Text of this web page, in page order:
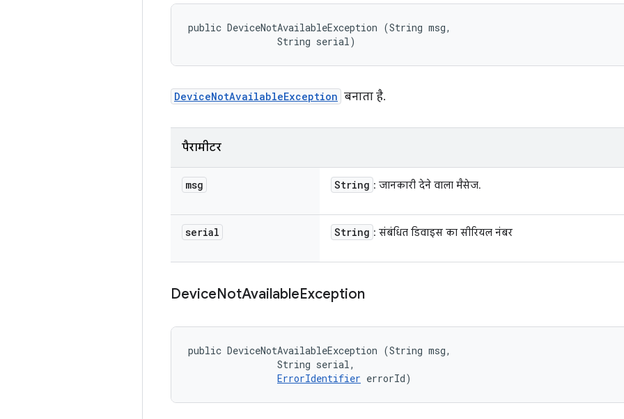
public DeviceNotAvailableException (String msg,
                String serial)
DeviceNotAvailableException बनाता है.
पैरामीटर
msg String : जानकारी देने वाला मैसेज.
serial String : संबंधित डिवाइस का सीरियल नंबर
DeviceNotAvailableException
public DeviceNotAvailableException (String msg,
                String serial,
ErrorIdentifier errorId)